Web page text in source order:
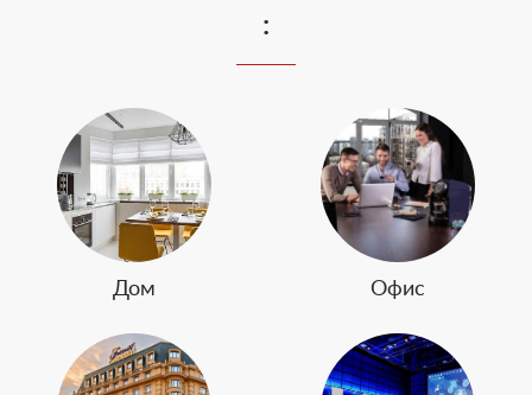
:
Дом Офис